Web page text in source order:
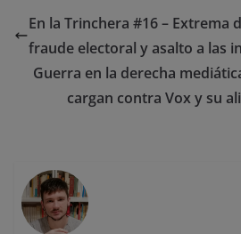
En la Trinchera #16 – Extrema
fraude electoral y asalto a las
Guerra en la derecha
cargan contra Vox y su